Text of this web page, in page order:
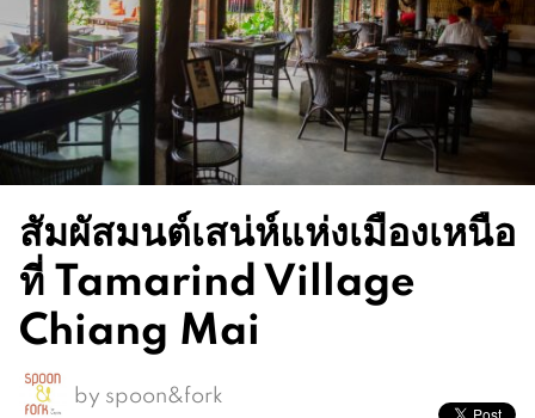
สัมผัสมนต์เสน่ห์แห่งเมืองเหนือ
ที่ Tamarind Village
Chiang Mai
by spoon&fork